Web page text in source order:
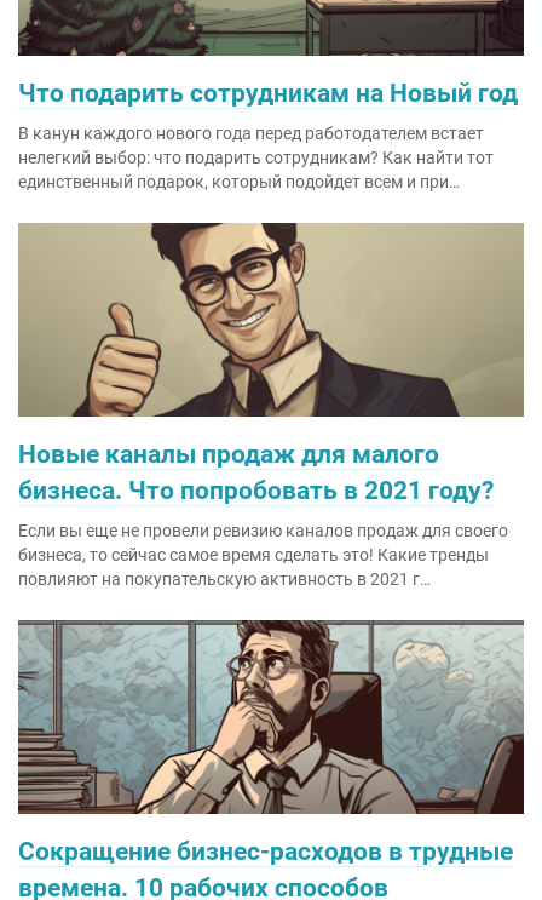
Что подарить сотрудникам на Новый год
В канун каждого нового года перед работодателем встает
нелегкий выбор: что подарить сотрудникам? Как найти тот
единственный подарок, который подойдет всем и при…
Новые каналы продаж для малого
бизнеса. Что попробовать в 2021 году?
Если вы еще не провели ревизию каналов продаж для своего
бизнеса, то сейчас самое время сделать это! Какие тренды
повлияют на покупательскую активность в 2021 г…
Сокращение бизнес-расходов в трудные
времена. 10 рабочих способов